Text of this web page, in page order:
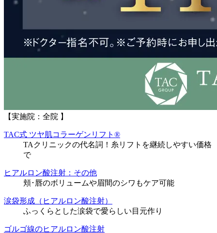
【実施院：全院 】
TAC式 ツヤ肌コラーゲンリフト®
TAクリニックの代名詞！糸リフトを継続しやすい価格
で
ヒアルロン酸注射：その他
頬･唇のボリュームや眉間のシワもケア可能
涙袋形成（ヒアルロン酸注射）
ふっくらとした涙袋で愛らしい目元作り
ゴルゴ線のヒアルロン酸注射